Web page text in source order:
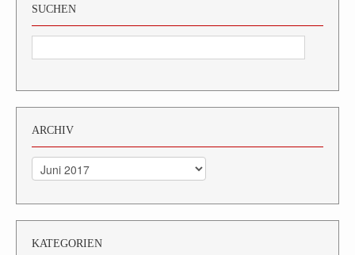
SUCHEN
ARCHIV
Archiv
KATEGORIEN